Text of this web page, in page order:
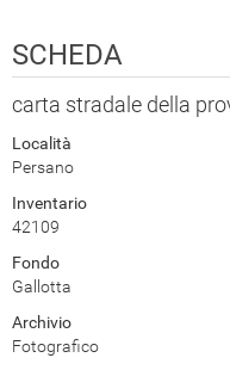
SCHEDA
carta stradale della
Località
Persano
Inventario
42109
Fondo
Gallotta
Archivio
Fotografico